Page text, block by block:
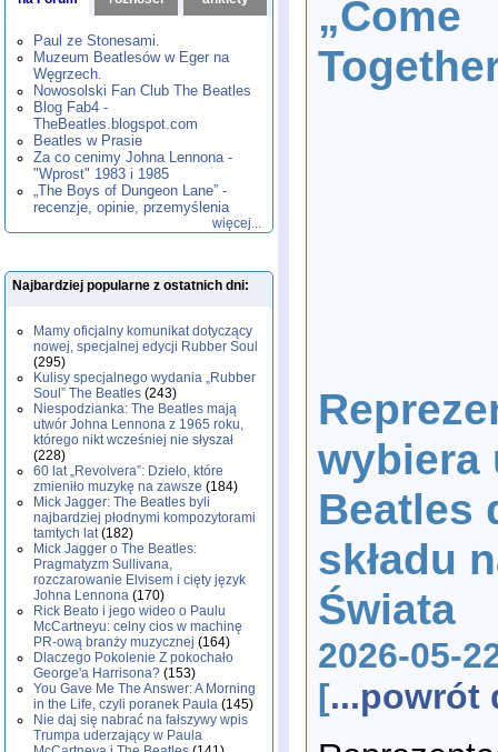
,1982,1983 ,1984,
1985, 1986,1987,1988
1990,1991 ,1992,1993 ,1994,
1995,1996, 1999
2000,2001,2002 ,2003,2004,
2005,2006, 2007
2010,2011,2012,2013,2014
2015,2016, 2017,
2020,2021,2022,2023,2024 ,
2025,2026
Paul ze Stonesami.
Muzeum Beatlesów w Eger na
Węgrzech.
Nowosolski Fan Club The Beatles
Blog Fab4 -
TheBeatles.blogspot.com
Beatles w Prasie
Za co cenimy Johna Lennona -
"Wprost" 1983 i 1985
„The Boys of Dungeon Lane” -
recenzje, opinie, przemyślenia
więcej...
Najbardziej popularne z ostatnich dni:
Mamy oficjalny komunikat dotyczący
nowej, specjalnej edycji Rubber Soul
(295)
Kulisy specjalnego wydania „Rubber
Soul” The Beatles (243)
Niespodzianka: The Beatles mają
utwór Johna Lennona z 1965 roku,
którego nikt wcześniej nie słyszał
(228)
60 lat „Revolvera”: Dzieło, które
zmieniło muzykę na zawsze (184)
Mick Jagger: The Beatles byli
najbardziej płodnymi kompozytorami
tamtych lat(182)
Mick Jagger o The Beatles:
Pragmatyzm Sullivana,
rozczarowanie Elvisem i cięty język
Johna Lennona (170)
Rick Beato i jego wideo o Paulu
McCartneyu: celny cios w machinę
PR-ową branży muzycznej (164)
Dlaczego Pokolenie Z pokochało
George'a Harrisona? (153)
You Gave Me The Answer: A Morning
in the Life, czyli poranek Paula (145)
Nie daj się nabrać na fałszywy wpis
Trumpa uderzający w Paula
„Come
wybiera
Beatles
składu
Świata
2026-05-
[...powrót